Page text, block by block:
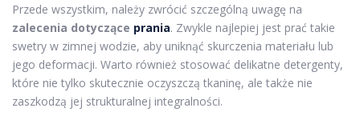
Przede wszystkim, należy zwrócić szczególną uwagę na
zalecenia dotyczące prania. Zwykle najlepiej jest prać takie
swetry w zimnej wodzie, aby uniknąć skurczenia materiału lub
jego deformacji. Warto również stosować delikatne detergenty,
które nie tylko skutecznie oczyszczą tkaninę, ale także nie
zaszkodzą jej strukturalnej integralności.